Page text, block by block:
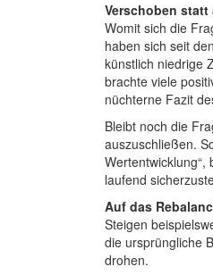
Verschoben
Womit sich die
haben sich seit
künstlich niedrige
brachte viele
nüchterne Fazit
Bleibt noch die
auszuschließen.
laufend
Auf das
Steigen
die ursprüngliche
drohen.